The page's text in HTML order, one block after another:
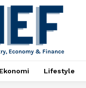
Ekonomi Lifestyle